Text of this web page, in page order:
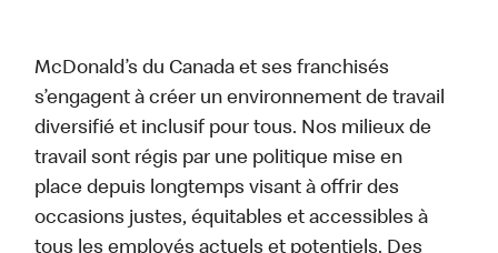
McDonald’s du Canada et ses franchisés
s’engagent à créer un environnement de travail
diversifié et inclusif pour tous. Nos milieux de
travail sont régis par une politique mise en
place depuis longtemps visant à offrir des
occasions justes, équitables et accessibles à
tous les employés actuels et potentiels. Des